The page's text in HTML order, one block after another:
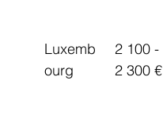
Luxemb
ourg
2 100 -
2 300 €